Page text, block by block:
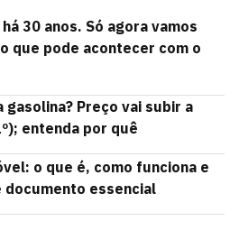
30 anos. Só agora vamos
que pode acontecer com o
gasolina? Preço vai subir a
entenda por quê
o que é, como funciona e
essencial